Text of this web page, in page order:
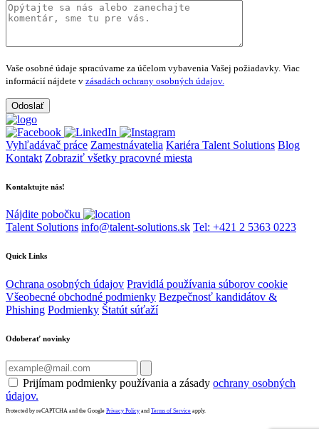
Vaše osobné údaje spracúvame za účelom vybavenia Vašej požiadavky. Viac
informácií nájdete v zásadách ochrany osobných údajov.
Vyhľadávač práce Zamestnávatelia Kariéra Talent Solutions Blog
Kontakt Zobraziť všetky pracovné miesta
Kontaktujte nás!
Nájdite pobočku
Talent Solutions info@talent-solutions.sk Tel: +421 2 5363 0223
Quick Links
Ochrana osobných údajov Pravidlá používania súborov cookie
Všeobecné obchodné podmienky Bezpečnosť kandidátov &
Phishing Podmienky Štatút súťaží
Odoberať novinky
Prijímam podmienky používania a zásady ochrany osobných
údajov.
Protected by reCAPTCHA and the Google Privacy Policy and Terms of Service apply.